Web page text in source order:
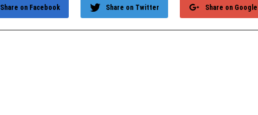
Share on
Share on Twitter
Share on Facebook